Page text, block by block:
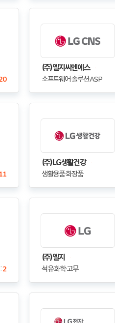
(주)엘지씨엔에스
소프트웨어·솔루션·ASP
11
(주)LG생활건강
생활용품·화장품
2
(주)엘지
석유·화학·고무